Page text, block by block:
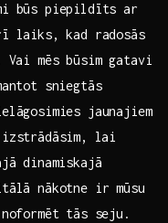
būs piepildīts ar
laiks, kad radosās
mēs būsim gatavi
sniegtās
jaunajiem
izstrādāsim, ⁢lai
dinamiskajā
nākotne ​ir mūsu
tās seju.⁣